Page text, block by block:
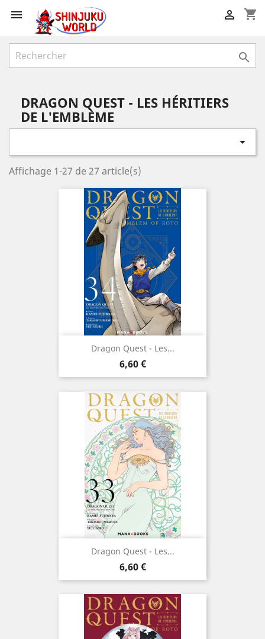
 shopping_cart


DRAGON QUEST - LES HÉRITIERS
DE L'EMBLÈME

Affichage 1-27 de 27 article(s)
Dragon Quest - Les...
Prix
6,60 €
Dragon Quest - Les...
Prix
6,60 €